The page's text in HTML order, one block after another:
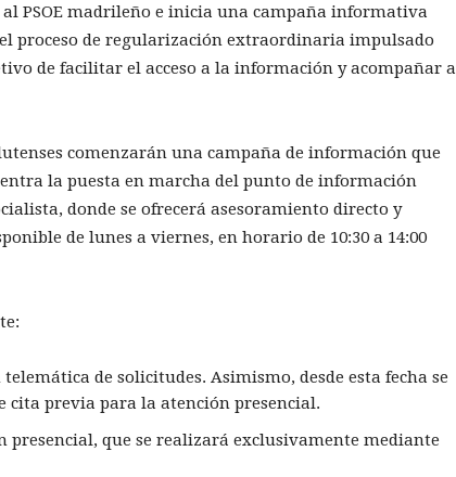
al PSOE madrileño e inicia una campaña informativa
proceso de regularización extraordinaria impulsado
de facilitar el acceso a la información y acompañar a
comenzarán una campaña de información que
la puesta en marcha del punto de información
donde se ofrecerá asesoramiento directo y
de lunes a viernes, en horario de 10:30 a 14:00
de solicitudes. Asimismo, desde esta fecha se
previa para la atención presencial.
presencial, que se realizará exclusivamente mediante